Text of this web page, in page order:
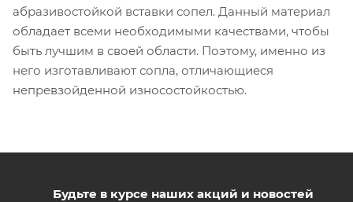
абразивостойкой вставки сопел. Данный материал
обладает всеми необходимыми качествами, чтобы
быть лучшим в своей области. Поэтому, именно из
него изготавливают сопла, отличающиеся
непревзойденной износостойкостью.
Будьте в курсе наших акций и новостей